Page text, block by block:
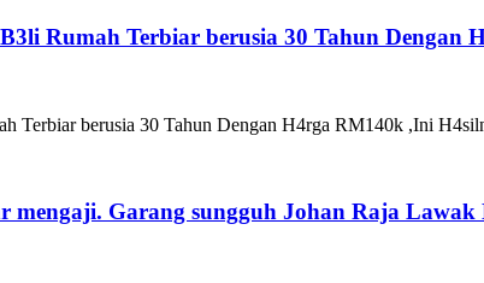
Rumah Terbiar berusia 30 Tahun Dengan
Terbiar berusia 30 Tahun Dengan H4rga RM140k ,Ini
mengaji. Garang sungguh Johan Raja